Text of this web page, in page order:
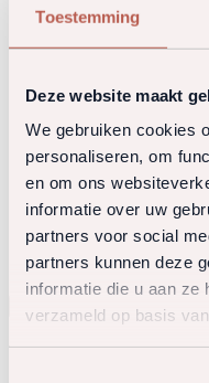
Toestemming
Deze website maakt
We gebruiken cookies
personaliseren, om
en om ons
informatie over uw
partners voor social
partners kunnen deze
informatie die u aan ze
verzameld op basis
Terug naar het team